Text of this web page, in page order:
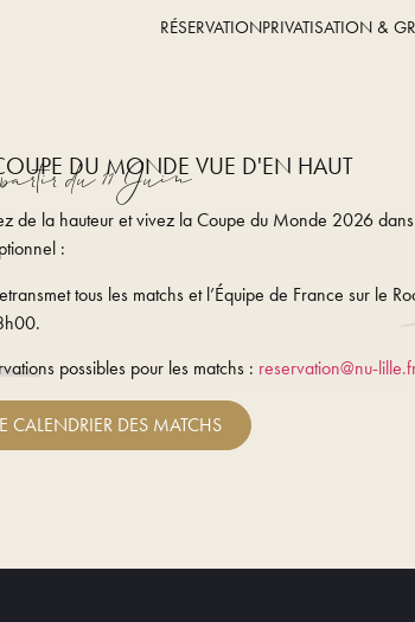
RÉSERVATIONPRIVATISATION &
DU MONDE VUE D'EN HAUT
du 11 Juin
de la hauteur et vivez la Coupe du Monde 2026
:
tous les matchs et l’Équipe de France sur le
possibles pour les matchs : reservation@nu-
CALENDRIER DES MATCHS